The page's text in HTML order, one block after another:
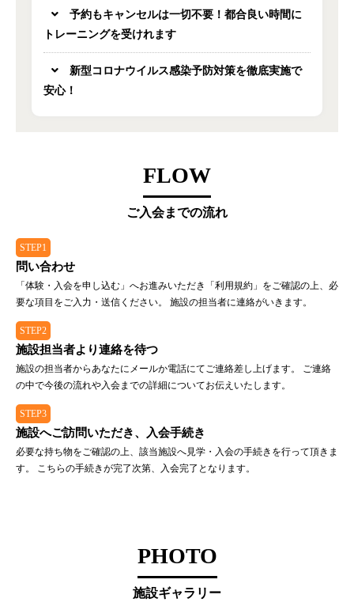
予約もキャンセルは一切不要！都合良い時間に
トレーニングを受けれます
新型コロナウイルス感染予防対策を徹底実施で
安心！
FLOW
ご入会までの流れ
STEP1
問い合わせ
「体験・入会を申し込む」へお進みいただき「利用規約」をご確認の上、必
要な項目をご入力・送信ください。 施設の担当者に連絡がいきます。
STEP2
施設担当者より連絡を待つ
施設の担当者からあなたにメールか電話にてご連絡差し上げます。 ご連絡
の中で今後の流れや入会までの詳細についてお伝えいたします。
STEP3
施設へご訪問いただき、入会手続き
必要な持ち物をご確認の上、該当施設へ見学・入会の手続きを行って頂きま
す。 こちらの手続きが完了次第、入会完了となります。
PHOTO
施設ギャラリー